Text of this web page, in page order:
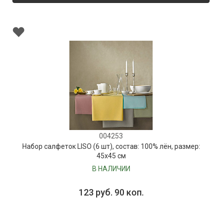
004253
Набор салфеток LISO (6 шт), состав: 100% лён, размер:
45х45 см
В НАЛИЧИИ
123 руб. 90 коп.